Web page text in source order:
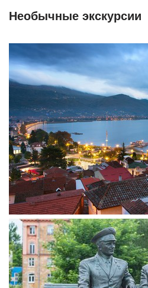
Необычные экскурсии